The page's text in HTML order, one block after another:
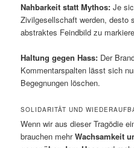
Nahbarkeit statt Mythos: Je
Zivilgesellschaft werden, desto
abstraktes Feindbild zu
Haltung gegen Hass: Der
Kommentarspalten lässt sich
Begegnungen löschen.
SOLIDARITÄT UND
Wenn wir aus dieser Tragödie
brauchen mehrWachsamkeit